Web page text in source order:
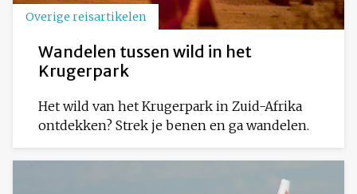
Overige reisartikelen
Wandelen tussen wild in het
Krugerpark
Het wild van het Krugerpark in Zuid-Afrika
ontdekken? Strek je benen en ga wandelen.